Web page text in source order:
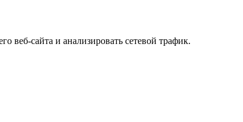
веб-сайта и анализировать сетевой трафик.